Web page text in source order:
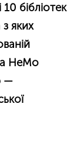
бібліотек
яких
HeMo
—